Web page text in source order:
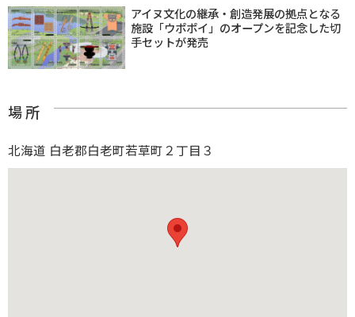
アイヌ文化の継承・創造発展の拠点となる
施設「ウポポイ」のオープンを記念した切
手セットが発売
場 所
北海道 白老郡白老町若草町２丁目３